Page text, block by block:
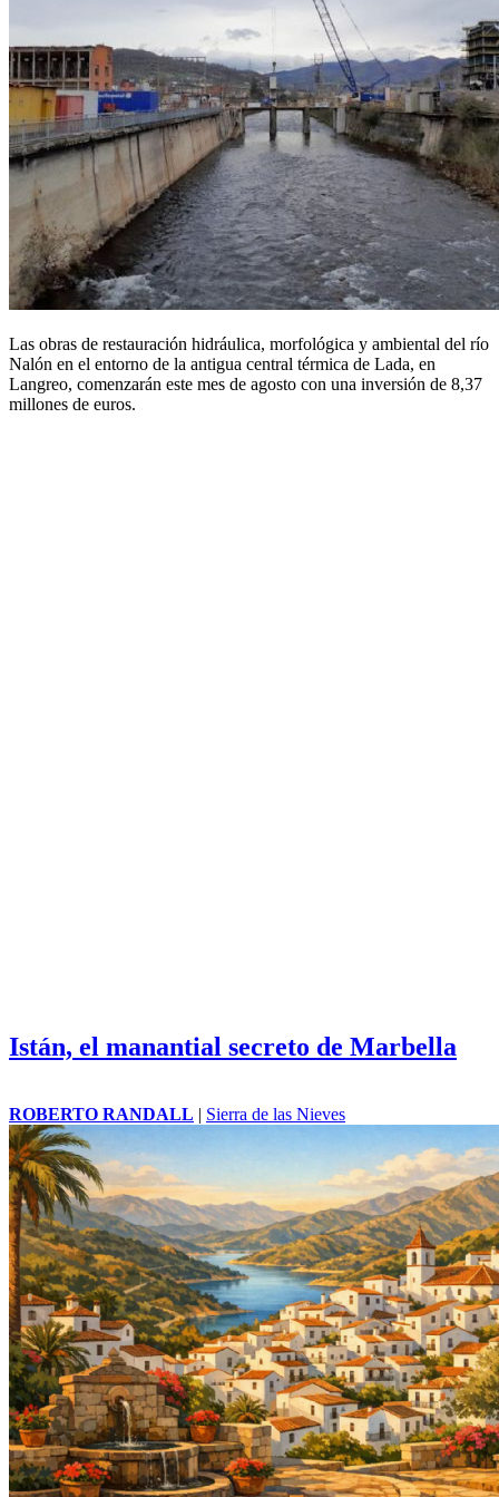
Las obras de restauración hidráulica, morfológica y ambiental del río
Nalón en el entorno de la antigua central térmica de Lada, en
Langreo, comenzarán este mes de agosto con una inversión de 8,37
millones de euros.
Istán, el manantial secreto de Marbella
ROBERTO RANDALL | Sierra de las Nieves